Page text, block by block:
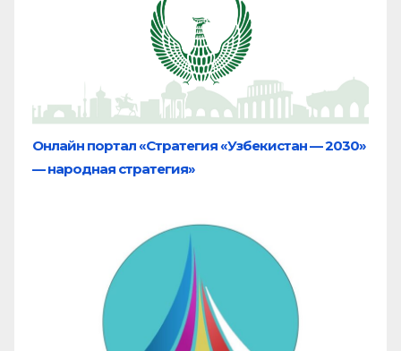
Онлайн портал «Стратегия «Узбекистан — 2030»
— народная стратегия»